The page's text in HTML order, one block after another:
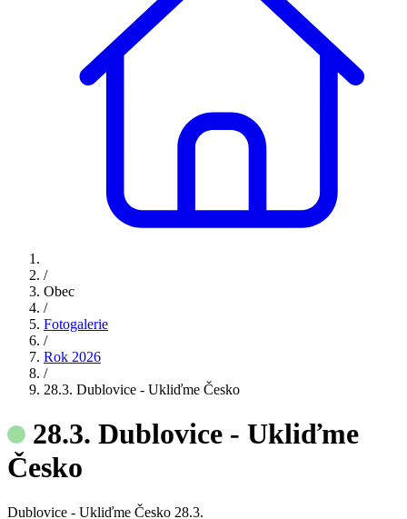
/
Obec
/
Fotogalerie
/
Rok 2026
/
28.3. Dublovice - Ukliďme Česko
28.3. Dublovice - Ukliďme
Česko
Dublovice - Ukliďme Česko 28.3.